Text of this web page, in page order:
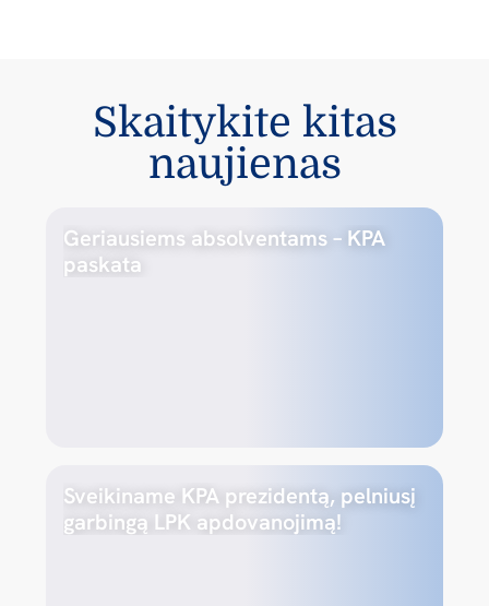
Skaitykite kitas
naujienas
Geriausiems absolventams – KPA
paskata
Sveikiname KPA prezidentą, pelniusį
garbingą LPK apdovanojimą!